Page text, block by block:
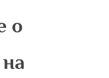
о